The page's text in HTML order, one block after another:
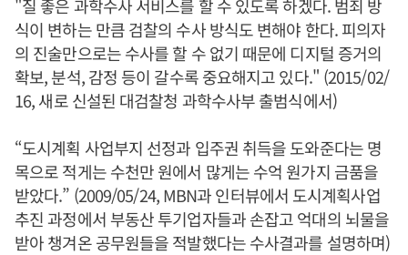
"질 좋은 과학수사 서비스를 할 수 있도록 하겠다. 범죄 방
식이 변하는 만큼 검찰의 수사 방식도 변해야 한다. 피의자
의 진술만으로는 수사를 할 수 없기 때문에 디지털 증거의
확보, 분석, 감정 등이 갈수록 중요해지고 있다." (2015/02/
16, 새로 신설된 대검찰청 과학수사부 출범식에서)
“도시계획 사업부지 선정과 입주권 취득을 도와준다는 명
목으로 적게는 수천만 원에서 많게는 수억 원가지 금품을
받았다.” (2009/05/24, MBN과 인터뷰에서 도시계획사업
추진 과정에서 부동산 투기업자들과 손잡고 억대의 뇌물을
받아 챙겨온 공무원들을 적발했다는 수사결과를 설명하며)